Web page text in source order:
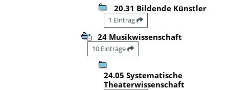
20.31 Bildende Künstler
1 Eintrag
24 Musikwissenschaft
10 Einträge
24.05 Systematische
Theaterwissenschaft